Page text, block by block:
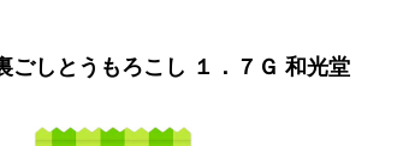
ごしとうもろこし １．７Ｇ 和光堂